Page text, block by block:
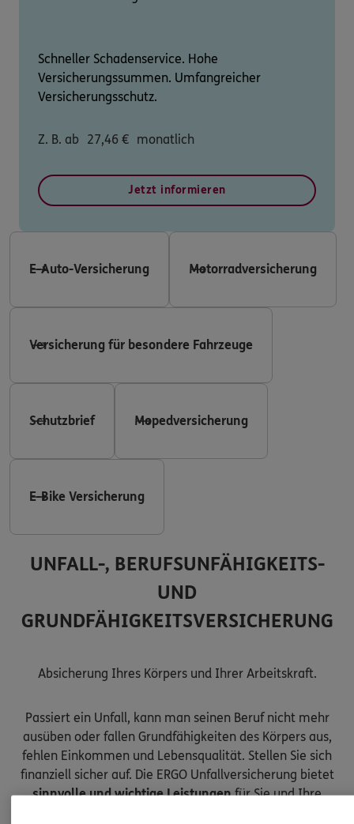
Schneller Schadenservice. Hohe
Versicherungssummen. Umfangreicher
Versicherungsschutz.
Z. B. ab 27,46 € monatlich
Jetzt informieren
E-Auto-Versicherung Motorradversicherung
Versicherung für besondere Fahrzeuge
Schutzbrief Mopedversicherung
E-Bike Versicherung
UNFALL-, BERUFSUNFÄHIGKEITS-
UND
GRUNDFÄHIGKEITSVERSICHERUNG
Absicherung Ihres Körpers und Ihrer Arbeitskraft.
Passiert ein Unfall, kann man seinen Beruf nicht mehr
ausüben oder fallen Grundfähigkeiten des Körpers aus,
fehlen Einkommen und Lebensqualität. Stellen Sie sich
finanziell sicher auf. Die ERGO Unfallversicherung bietet
sinnvolle und wichtige Leistungenfür Sie und Ihre